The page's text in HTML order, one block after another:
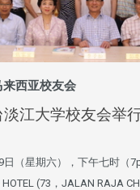
来西亚校友会
江大学校友会举
日（星期六），下午七时（
(73，JALAN RAJA